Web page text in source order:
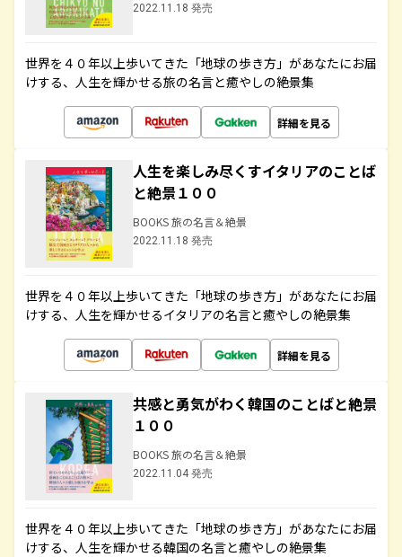
2022.11.18 発売
世界を４０年以上歩いてきた「地球の歩き方」があなたにお届
けする、人生を輝かせる旅の名言と癒やしの絶景集
詳細を見る
人生を楽しみ尽くすイタリアのことば
と絶景１００
BOOKS 旅の名言＆絶景
2022.11.18 発売
世界を４０年以上歩いてきた「地球の歩き方」があなたにお届
けする、人生を輝かせるイタリアの名言と癒やしの絶景集
詳細を見る
共感と勇気がわく韓国のことばと絶景
１００
BOOKS 旅の名言＆絶景
2022.11.04 発売
世界を４０年以上歩いてきた「地球の歩き方」があなたにお届
けする、人生を輝かせる韓国の名言と癒やしの絶景集